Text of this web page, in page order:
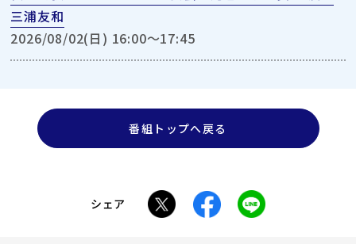
三浦友和
2026/08/02(日) 16:00〜17:45
番組トップへ戻る
シェア